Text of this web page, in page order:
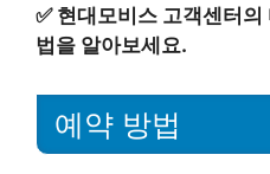
✅ 현대모비스 고객센터
법을 알아보세요.
예약 방법